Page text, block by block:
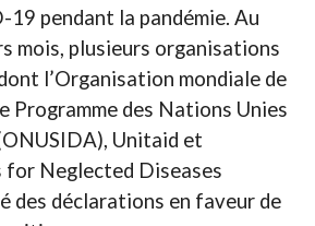
19 pendant la pandémie. Au
mois, plusieurs organisations
l’Organisation mondiale de
Programme des Nations Unies
Unitaid et
for Neglected Diseases
des déclarations en faveur de